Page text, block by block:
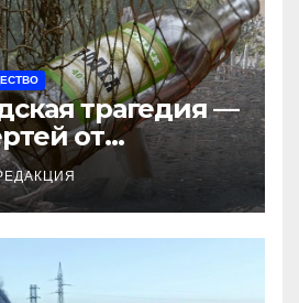
трагедия —
от